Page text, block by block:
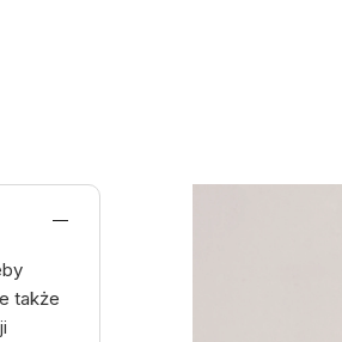
także